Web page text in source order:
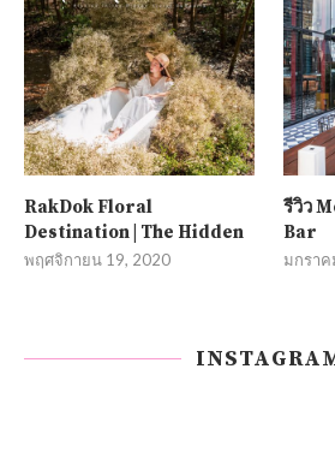
RakDok Floral
Destination | The Hidden
พฤศจิกายน 19, 2020
รีวิว
Bar
มกรา